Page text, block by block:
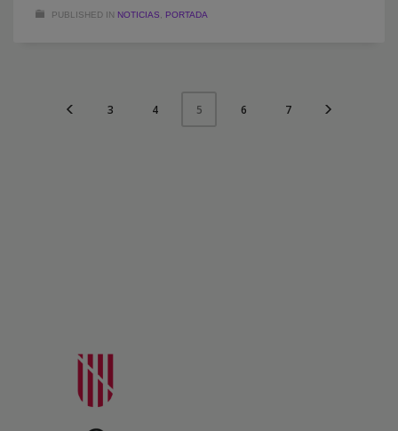
PUBLISHED IN NOTICIAS PORTADA
3 4 5 6 7